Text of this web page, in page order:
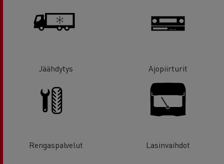
Jäähdytys Ajopiirturit
Rengaspalvelut Lasinvaihdot